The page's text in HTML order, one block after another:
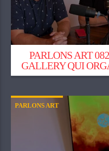
PARLONS ART
GALLERY QUI
« JOAN MIRÓ,
PARLONS ART